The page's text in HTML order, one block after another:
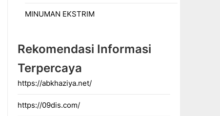
MINUMAN EKSTRIM
Rekomendasi Informasi
Terpercaya
https://abkhaziya.net/
https://09dis.com/